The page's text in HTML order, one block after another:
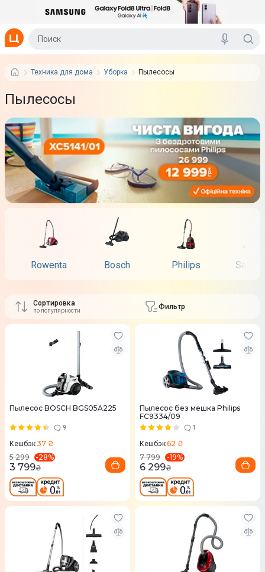
Техника для дома Уборка Пылесосы
Пылесосы
Rowenta Bosch Philips
Сортировка
по популярности Фильтр
Пылесос BOSCH BGS05A225
9
Кешбэк37 ₴
5 299
-28%
3 799₴
Пылесос без мешка Philips
FC9334/09
1
Кешбэк62 ₴
7 799
-19%
6 299₴